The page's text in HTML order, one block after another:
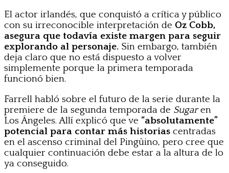
El actor irlandés, que conquistó a crítica y público
con su irreconocible interpretación de Oz Cobb,
asegura que todavía existe margen para seguir
explorando al personaje. Sin embargo, también
deja claro que no está dispuesto a volver
simplemente porque la primera temporada
funcionó bien.
Farrell habló sobre el futuro de la serie durante la
premiere de la segunda temporada de Sugaren
Los Ángeles. Allí explicó que ve “absolutamente”
potencial para contar más historias centradas
en el ascenso criminal del Pingüino, pero cree que
cualquier continuación debe estar a la altura de lo
ya conseguido.